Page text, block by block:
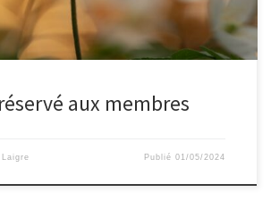
aux membres
Publié01/05/2024